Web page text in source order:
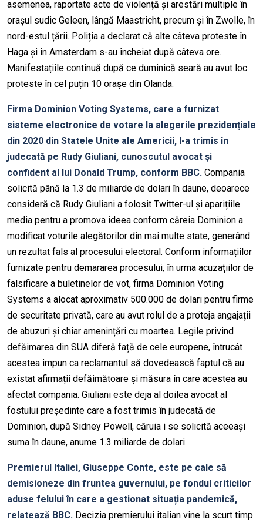
asemenea, raportate acte de violență și arestări multiple în
orașul sudic Geleen, lângă Maastricht, precum și în Zwolle, în
nord-estul țării. Poliția a declarat că alte câteva proteste în
Haga și în Amsterdam s-au încheiat după câteva ore.
Manifestațiile continuă după ce duminică seară au avut loc
proteste în cel puțin 10 orașe din Olanda.
Firma Dominion Voting Systems, care a furnizat
sisteme electronice de votare la alegerile prezidențiale
din 2020 din Statele Unite ale Americii, l-a trimis în
judecată pe Rudy Giuliani, cunoscutul avocat și
confident al lui Donald Trump, conform BBC. Compania
solicită până la 1.3 de miliarde de dolari în daune, deoarece
consideră că Rudy Giuliani a folosit Twitter-ul și aparițiile
media pentru a promova ideea conform căreia Dominion a
modificat voturile alegătorilor din mai multe state, generând
un rezultat fals al procesului electoral. Conform informațiilor
furnizate pentru demararea procesului, în urma acuzațiilor de
falsificare a buletinelor de vot, firma Dominion Voting
Systems a alocat aproximativ 500.000 de dolari pentru firme
de securitate privată, care au avut rolul de a proteja angajații
de abuzuri și chiar amenințări cu moartea. Legile privind
defăimarea din SUA diferă față de cele europene, întrucât
acestea impun ca reclamantul să dovedească faptul că au
existat afirmații defăimătoare și măsura în care acestea au
afectat compania. Giuliani este deja al doilea avocat al
fostului președinte care a fost trimis în judecată de
Dominion, după Sidney Powell, căruia i se solicită aceeași
suma în daune, anume 1.3 miliarde de dolari.
Premierul Italiei, Giuseppe Conte, este pe cale să
demisioneze din fruntea guvernului, pe fondul criticilor
aduse felului în care a gestionat situația pandemică,
relatează BBC. Decizia premierului italian vine la scurt timp